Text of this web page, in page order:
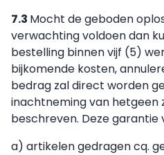
7.3 Mocht de geboden
verwachting voldoen dan
bestelling binnen vijf (5)
bijkomende kosten,
bedrag zal direct worden
inachtneming van hetgeen
beschreven. Deze garantie
a) artikelen gedragen cq.